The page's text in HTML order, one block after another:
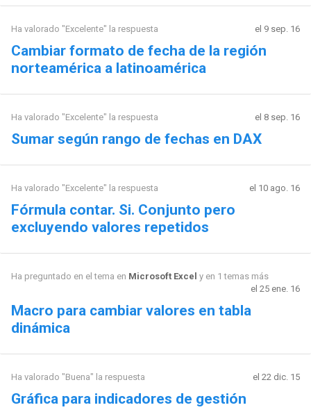
Ha valorado "Excelente" la respuesta el 9 sep. 16
Cambiar formato de fecha de la región
norteamérica a latinoamérica
Ha valorado "Excelente" la respuesta el 8 sep. 16
Sumar según rango de fechas en DAX
Ha valorado "Excelente" la respuesta el 10 ago. 16
Fórmula contar. Si. Conjunto pero
excluyendo valores repetidos
Ha preguntado en el tema en Microsoft Excel y en 1 temas más
el 25 ene. 16
Macro para cambiar valores en tabla
dinámica
Ha valorado "Buena" la respuesta el 22 dic. 15
Gráfica para indicadores de gestión